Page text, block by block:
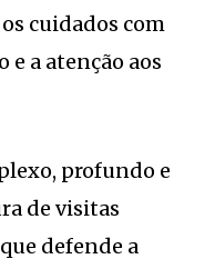
cuidados com
e a atenção aos
profundo e
de visitas
defende a